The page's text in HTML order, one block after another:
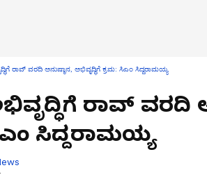
ರಾವ್‌ ವರದಿ ಅನುಷ್ಠಾನ, ಅಭಿವೃದ್ಧಿಗೆ ಕ್ರಮ: ಸಿಎಂ ಸಿದ್ದರಾಮಯ್ಯ
ರಾವ್‌ ವರದಿ
ಸಿದ್ದರಾಮಯ್ಯ